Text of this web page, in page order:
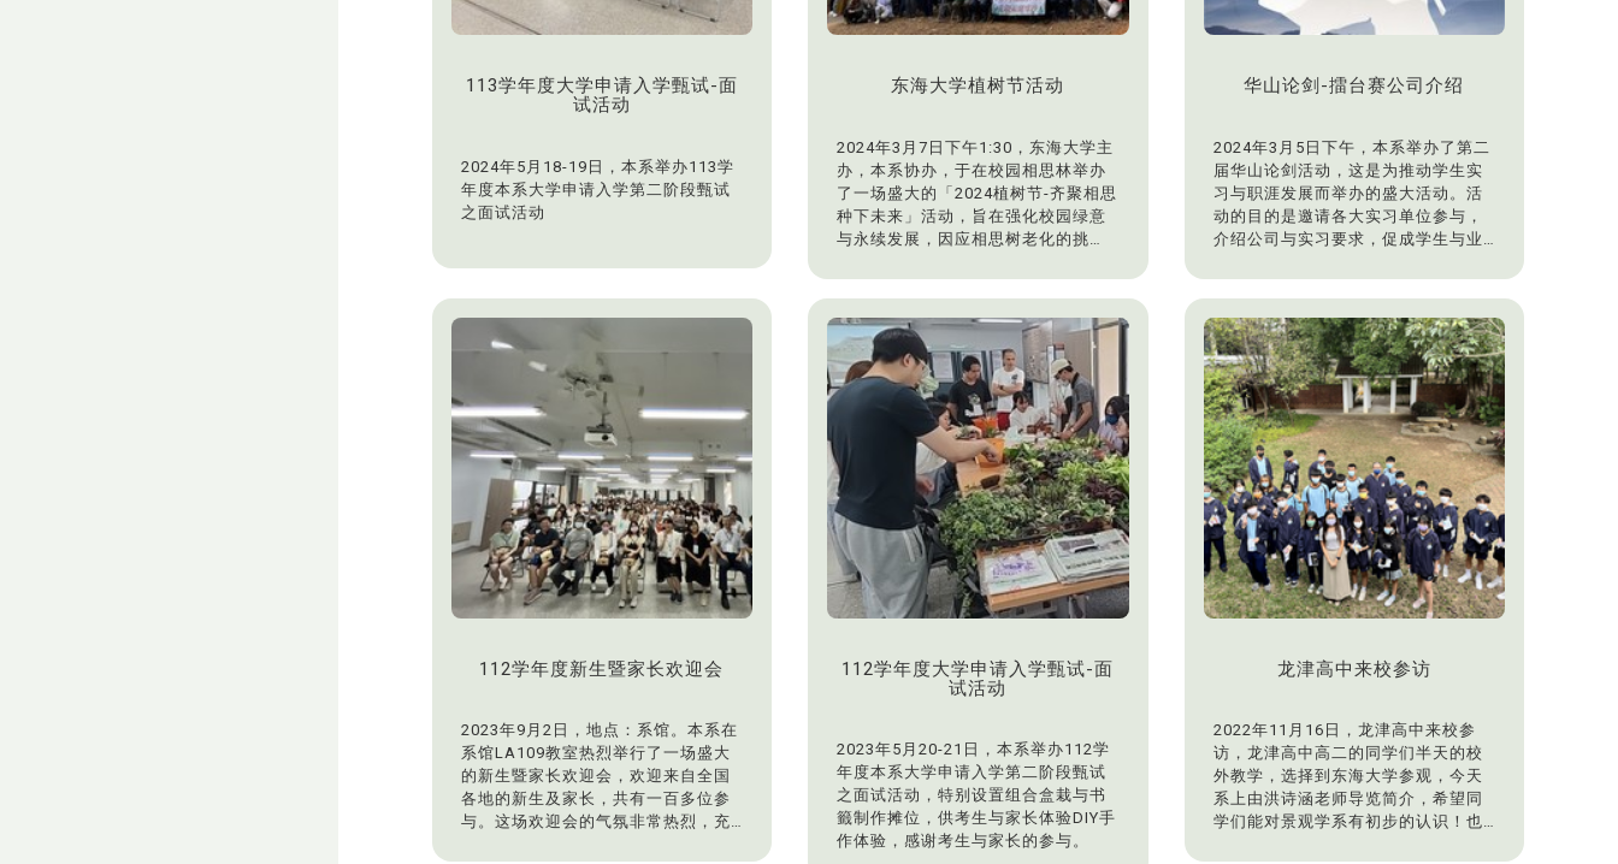
113学年度大学申请入学甄试-面
试活动
2024年5月18-19日，本系举办113学
年度本系大学申请入学第二阶段甄试
之面试活动
东海大学植树节活动
2024年3月7日下午1:30，东海大学主
办，本系协办，于在校园相思林举办
了一场盛大的「2024植树节-齐聚相思
种下未来」活动，旨在强化校园绿意
与永续发展，因应相思树老化的挑
活动现场热闹非凡，各界贵宾齐聚相
恩、永续处陈鹤文处长、劳作教育处
陈逸民劳教长、生科系林宜静主任、
景观系李丽雪主任、生科系温国彰老
师、景观系原友兰老师等嘉宾，共同
参与了这场植树活动。
华山论剑-擂台赛公司介绍
2024年3月5日下午，本系举办了第二
届华山论剑活动，这是为推动学生实
习与职涯发展而举办的盛大活动。活
动的目的是邀请各大实习单位参与，
介绍公司与实习要求，促成学生与业
生与雇主媒合的平台，助力毕业生踏
的理想。
112学年度新生暨家长欢迎会
2023年9月2日，地点：系馆。本系在
系馆LA109教室热烈举行了一场盛大
的新生暨家长欢迎会，欢迎来自全国
各地的新生及家长，共有一百多位参
与。这场欢迎会的气氛非常热烈，充
112学年度大学申请入学甄试-面
试活动
2023年5月20-21日，本系举办112学
年度本系大学申请入学第二阶段甄试
之面试活动，特别设置组合盒栽与书
籤制作摊位，供考生与家长体验DIY手
作体验，感谢考生与家长的参与。
龙津高中来校参访
2022年11月16日，龙津高中来校参
访，龙津高中高二的同学们半天的校
外教学，选择到东海大学参观，今天
系上由洪诗涵老师导览简介，希望同
学们能对景观学系有初步的认识！也